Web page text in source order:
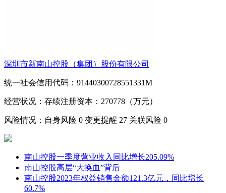
深圳市新南山控股（集团）股份有限公司
统一社会信用代码：91440300728551331M
经营状况：存续注册资本：270778（万元）
风险情况：自身风险 0 变更提醒 27 关联风险 0
南山控股一季度营业收入同比增长205.09%
南山控股高层“大换血”背后
南山控股2023年权益销售金额121.3亿元，同比增长
60.7%